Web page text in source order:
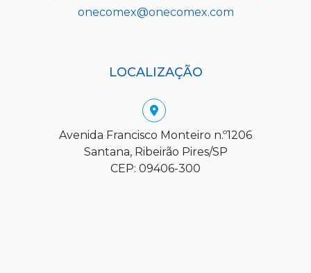
onecomex@onecomex.com
LOCALIZAÇÃO
Avenida Francisco Monteiro n.º1206
Santana, Ribeirão Pires/SP
CEP: 09406-300